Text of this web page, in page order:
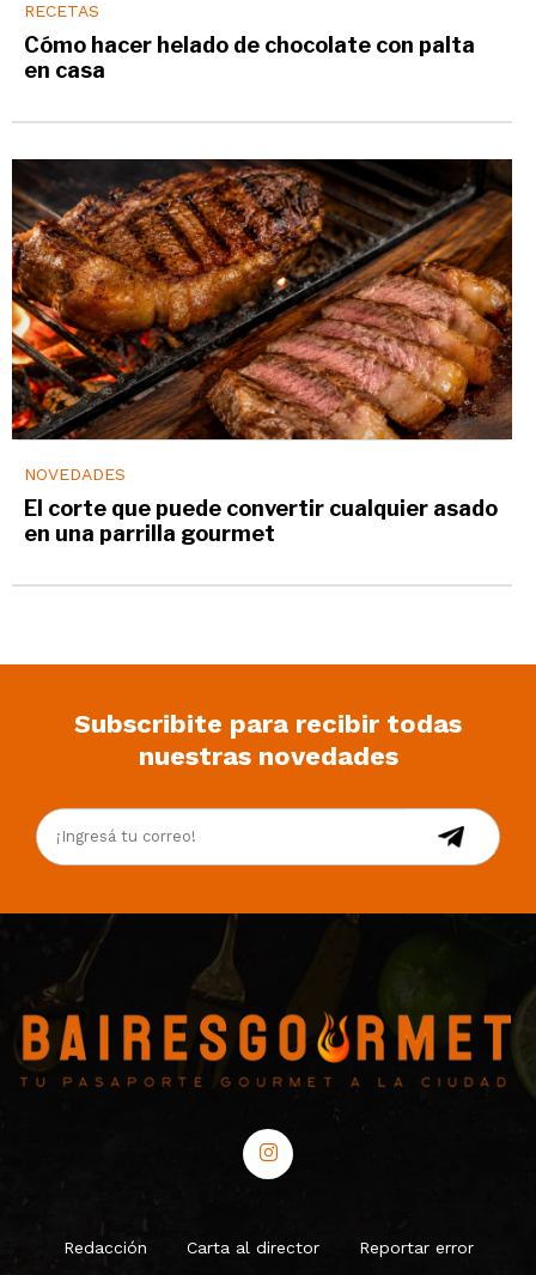
RECETAS
Cómo hacer helado de chocolate con palta
en casa
NOVEDADES
El corte que puede convertir cualquier asado
en una parrilla gourmet
Subscribite para recibir todas
nuestras novedades
Redacción Carta al director Reportar error